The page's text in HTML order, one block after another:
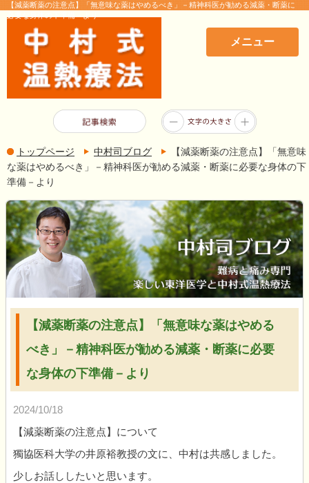
【減薬断薬の注意点】「無意味な薬はやめるべき」－精神科医が勧める減薬・断薬に
メニュー
トップページ 中村司ブログ
【減薬断薬の注意点】「無意味
な薬はやめるべき」－精神科医が勧める減薬・断薬に必要な身体の下
準備－より
【減薬断薬の注意点】「無意味な薬はやめる
べき」－精神科医が勧める減薬・断薬に必要
な身体の下準備－より
2024/10/18
【減薬断薬の注意点】について
獨協医科大学の井原裕教授の文に、中村は共感しました。
少しお話ししたいと思います。